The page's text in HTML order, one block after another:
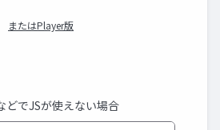
またはPlayer版
どでJSが使えない場合